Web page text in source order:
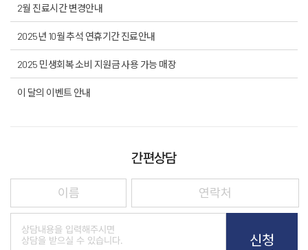
2월 진료시간 변경안내
2025년 10월 추석 연휴기간 진료안내
2025 민생회복 소비 지원금 사용 가능 매장
이 달의 이벤트 안내
간편상담
신청